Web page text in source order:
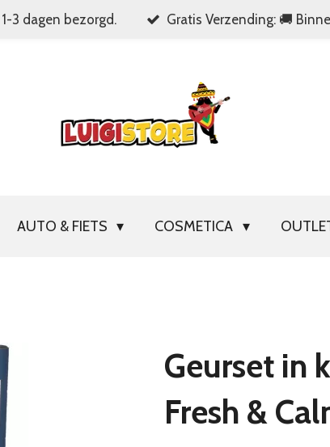
3 dagen bezorgd. Gratis Verzending: 🚚
AUTO & FIETS COSMETICA
Geurset in
Fresh &